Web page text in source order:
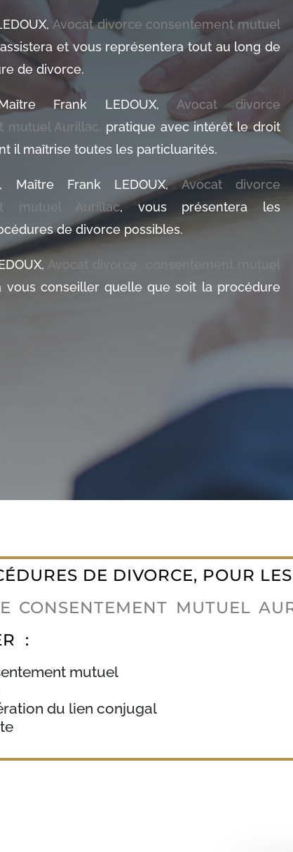
Avocat divorce consentement mutuel
et vous représentera tout au long de
de divorce.
Frank LEDOUX, Avocat divorce
mutuel Aurillac, pratique avec intérêt le droit
il maîtrise toutes les particluarités.
Maître Frank LEDOUX,Avocat divorce
mutuel Aurillac, vous présentera les
de divorce possibles.
Avocat divorce consentement mutuel
vous conseiller quelle que soit la procédure
DE DIVORCE, POUR
CONSENTEMENT MUTUEL
:
mutuel
du lien conjugal